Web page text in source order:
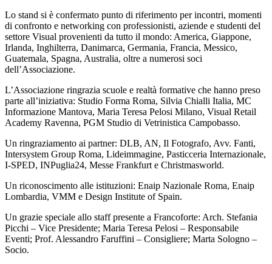
Lo stand si è confermato punto di riferimento per incontri, momenti
di confronto e networking con professionisti, aziende e studenti del
settore Visual provenienti da tutto il mondo: America, Giappone,
Irlanda, Inghilterra, Danimarca, Germania, Francia, Messico,
Guatemala, Spagna, Australia, oltre a numerosi soci
dell’Associazione.
L’Associazione ringrazia scuole e realtà formative che hanno preso
parte all’iniziativa: Studio Forma Roma, Silvia Chialli Italia, MC
Informazione Mantova, Maria Teresa Pelosi Milano, Visual Retail
Academy Ravenna, PGM Studio di Vetrinistica Campobasso.
Un ringraziamento ai partner: DLB, AN, Il Fotografo, Avv. Fanti,
Intersystem Group Roma, Lideimmagine, Pasticceria Internazionale,
I-SPED, INPuglia24, Messe Frankfurt e Christmasworld.
Un riconoscimento alle istituzioni: Enaip Nazionale Roma, Enaip
Lombardia, VMM e Design Institute of Spain.
Un grazie speciale allo staff presente a Francoforte: Arch. Stefania
Picchi – Vice Presidente; Maria Teresa Pelosi – Responsabile
Eventi; Prof. Alessandro Faruffini – Consigliere; Marta Sologno –
Socio.